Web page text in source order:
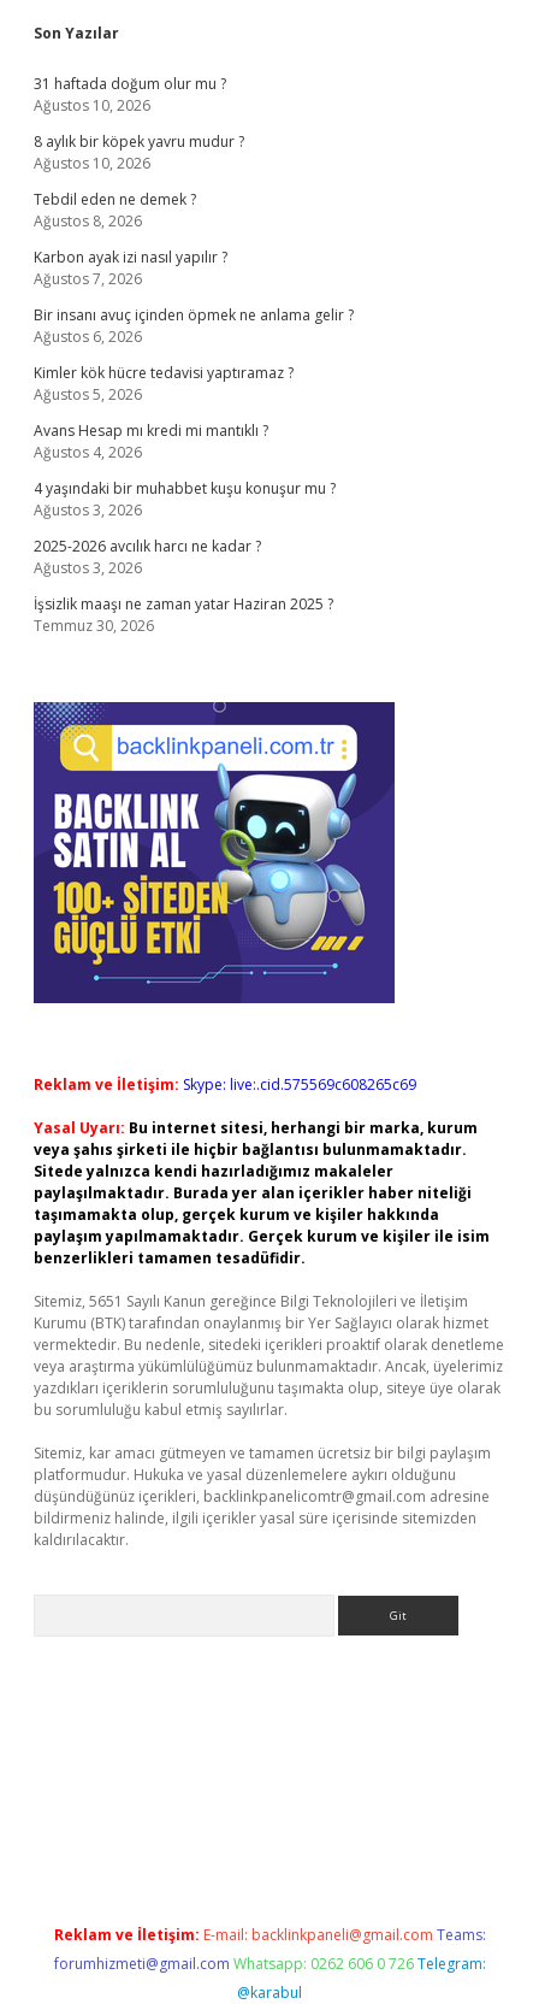
Sidebar
Son Yazılar
31 haftada doğum olur mu ?
Ağustos 10, 2026
8 aylık bir köpek yavru mudur ?
Ağustos 10, 2026
Tebdil eden ne demek ?
Ağustos 8, 2026
Karbon ayak izi nasıl yapılır ?
Ağustos 7, 2026
Bir insanı avuç içinden öpmek ne anlama gelir ?
Ağustos 6, 2026
Kimler kök hücre tedavisi yaptıramaz ?
Ağustos 5, 2026
Avans Hesap mı kredi mi mantıklı ?
Ağustos 4, 2026
4 yaşındaki bir muhabbet kuşu konuşur mu ?
Ağustos 3, 2026
2025-2026 avcılık harcı ne kadar ?
Ağustos 3, 2026
İşsizlik maaşı ne zaman yatar Haziran 2025 ?
Temmuz 30, 2026
Reklam ve İletişim: Skype: live:.cid.575569c608265c69
Yasal Uyarı: Bu internet sitesi, herhangi bir marka, kurum
veya şahıs şirketi ile hiçbir bağlantısı bulunmamaktadır.
Sitede yalnızca kendi hazırladığımız makaleler
paylaşılmaktadır. Burada yer alan içerikler haber niteliği
taşımamakta olup, gerçek kurum ve kişiler hakkında
paylaşım yapılmamaktadır. Gerçek kurum ve kişiler ile isim
benzerlikleri tamamen tesadüfidir.
Sitemiz, 5651 Sayılı Kanun gereğince Bilgi Teknolojileri ve İletişim
Kurumu (BTK) tarafından onaylanmış bir Yer Sağlayıcı olarak hizmet
vermektedir. Bu nedenle, sitedeki içerikleri proaktif olarak denetleme
veya araştırma yükümlülüğümüz bulunmamaktadır. Ancak, üyelerimiz
yazdıkları içeriklerin sorumluluğunu taşımakta olup, siteye üye olarak
bu sorumluluğu kabul etmiş sayılırlar.
Sitemiz, kar amacı gütmeyen ve tamamen ücretsiz bir bilgi paylaşım
platformudur. Hukuka ve yasal düzenlemelere aykırı olduğunu
düşündüğünüz içerikleri, backlinkpanelicomtr@gmail.com adresine
bildirmeniz halinde, ilgili içerikler yasal süre içerisinde sitemizden
kaldırılacaktır.
Reklam ve İletişim: E-mail: backlinkpaneli@gmail.com Teams:
forumhizmeti@gmail.com Whatsapp: 0262 606 0 726 Telegram:
@karabul